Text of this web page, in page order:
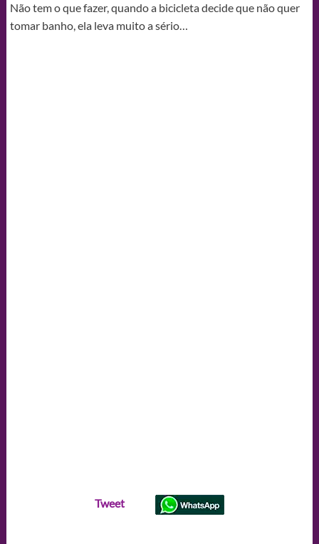
Não tem o que fazer, quando a bicicleta decide que não quer
tomar banho, ela leva muito a sério…
Tweet